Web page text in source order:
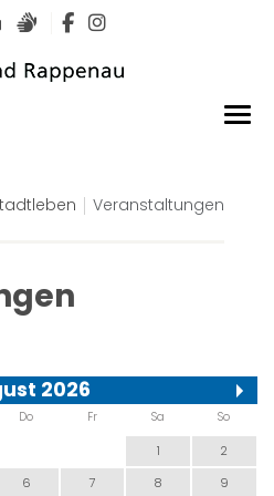
Leichte Sprache
Gebärdensprachen
Veranstaltungen
2026
Do Fr Sa So
1
2
6 7 8
9